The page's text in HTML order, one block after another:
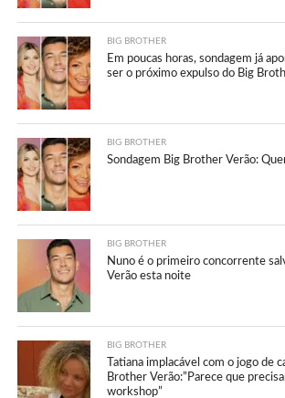
BIG BROTHER
Em poucas horas, sondagem já
ser o próximo expulso do Big
BIG BROTHER
Sondagem Big Brother Verão:
BIG BROTHER
Nuno é o primeiro concorrente
Verão esta noite
BIG BROTHER
Tatiana implacável com o jogo de
Brother Verão:”Parece que
workshop”